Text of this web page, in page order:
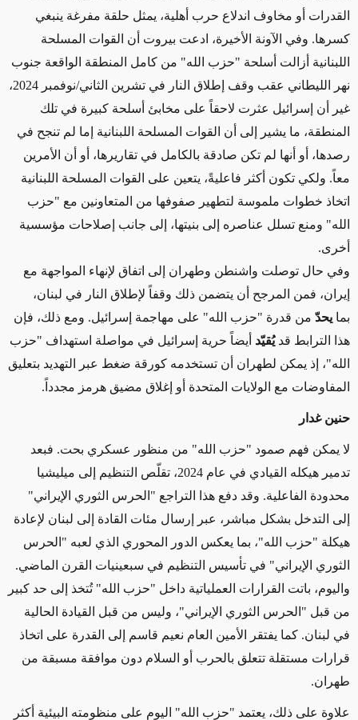
القدرات أو مخاوف اندلاع حرب أهلية، يمثل حلقة مفرغة ينبغي
كسرها. وفي الآونة الأخيرة، ادعت بيروت أن القوات المسلحة
اللبنانية أزالت أسلحة "حزب الله" من كامل المنطقة الواقعة جنوب
نهر الليطاني عقب وقف إطلاق النار في تشرين الثاني/نوفمبر 2024،
غير أن إسرائيل عثرت لاحقاً على مخابئ أسلحة كبيرة في تلك
المنطقة، ما يشير إلى أن القوات المسلحة اللبنانية إما لم تنجح في
رصدها، أو أنها لم تكن صادقة بالكامل في تقاريرها، أو أن الأمرين
معاً. ولكي تكون أكثر فاعليةً، يتعين على القوات المسلحة اللبنانية
اتخاذ خطوات ملموسة لتطهير صفوفها من المتعاونين مع "حزب
الله" ومنع تسلل عناصره إلى بنيتها، إلى جانب إصلاحات مؤسسية
أخرى.
وفي حال توصلت واشنطن وطهران إلى اتفاق لإنهاء المواجهة مع
إيران، فمن المرجح أن يتضمن ذلك وقفاً لإطلاق النار في لبنان،
بما يحدّ من قدرة "حزب الله" على مهاجمة إسرائيل. ومع ذلك، فإن
هذا الترابط قديُقيّد أيضاً حرية إسرائيل في مواصلة استهداف "حزب
الله"، إذ يمكن لطهران أن تستخدمه كورقة ضغط عبر التهديد بتعليق
المفاوضات مع الولايات المتحدة أو إغلاق مضيق هرمز مجدداً .
حنين غدار
لا يمكن فهم صمود "حزب الله" من منظور عسكري بحت. فبعد
تدمير هيكله القيادي في عام 2024، تقلّص التنظيم إلى ميليشيا
محدودة الفاعلية. وقد دفع هذا التراجع "الحرس الثوري الإيراني"
إلى التدخل بشكل مباشر، عبر إرسال مئات القادة إلى لبنان لإعادة
هيكلة "حزب الله"، بما يعكس الدور المحوري الذي لعبه "الحرس
الثوري الإيراني" في تأسيس التنظيم في سبعينيات القرن الماضي.
واليوم، باتت القرارات العملياتية داخل "حزب الله" تُتخذ إلى حد كبير
من قبل "الحرس الثوري الإيراني"، وليس من قبل القيادة الحالية
في لبنان. كما يفتقر الأمين العام نعيم قاسم إلى القدرة على اتخاذ
قرارات مستقلة تتعلق بالحرب أو السلام دون موافقة مسبقة من
طهران.
علاوة على ذلك، يعتمد "حزب الله" اليوم على منظومته البيئية أكثر